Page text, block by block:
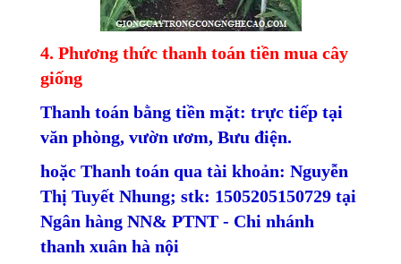
4. Phương thức thanh toán tiền mua cây
giống
Thanh toán bằng tiền mặt: trực tiếp tại
văn phòng, vườn ươm, Bưu điện.
hoặc Thanh toán qua tài khoản: Nguyễn
Thị Tuyết Nhung; stk: 1505205150729 tại
Ngân hàng NN& PTNT - Chi nhánh
thanh xuân hà nội